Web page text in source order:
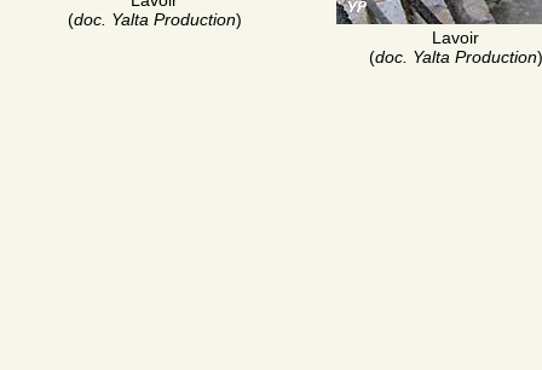
(doc. Yalta Production)
Lavoir
(doc. Yalta Production)